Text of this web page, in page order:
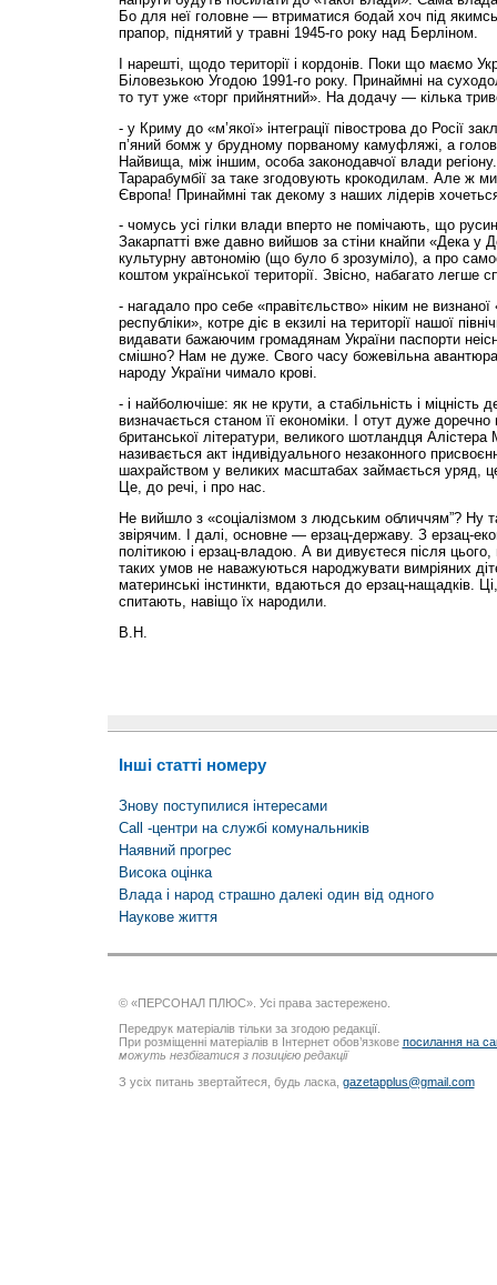
Бо для неї головне — втриматися бодай хоч під
прапор, піднятий у травні 1945-го року над Берліном.
І нарешті, щодо території і кордонів. Поки що маємо
Біловезькою Угодою 1991-го року. Принаймні на
то тут уже «торг прийнятний». На додачу — кілька
- у Криму до «м’якої» інтеграції півострова до Росії
п’яний бомж у брудному порваному камуфляжі, а
Найвища, між іншим, особа законодавчої влади
Тарарабумбії за таке згодовують крокодилам. Але ж
Європа! Принаймні так декому з наших лідерів
- чомусь усі гілки влади вперто не помічають, що
Закарпатті вже давно вийшов за стіни кнайпи «Дека у
культурну автономію (що було б зрозуміло), а про
коштом української території. Звісно, набагато легше
- нагадало про себе «правітєльство» ніким не визнаної
республіки», котре діє в екзилі на території нашої
видавати бажаючим громадянам України паспорти
смішно? Нам не дуже. Свого часу божевільна
народу України чимало крові.
- і найболючіше: як не крути, а стабільність і міцність
визначається станом її економіки. І отут дуже
британської літератури, великого шотландця
називається акт індивідуального незаконного
шахрайством у великих масштабах займається уряд,
Це, до речі, і про нас.
Не вийшло з «соціалізмом з людським обличчям”? Ну
звірячим. І далі, основне — ерзац-державу. З ерзац-
політикою і ерзац-владою. А ви дивуєтеся після цього,
таких умов не наважуються народжувати вимріяних
материнські інстинкти, вдаються до ерзац-нащадків.
спитають, навіщо їх народили.
В.Н.
Інші статті номеру
Знову поступилися інтересами
Call -центри на службі комунальників
Наявний прогрес
Висока оцінка
Влада і народ страшно далекі один від одного
Наукове життя
© «ПЕРСОНАЛ ПЛЮС». Усі права застережено.
Передрук матеріалів тільки за згодою редакції.
При розміщенні матеріалів в Інтернет обов’язкове посилання на
можуть незбігатися з позицією редакції
З усіх питань звертайтеся, будь ласка, gazetapplus@gmail.com